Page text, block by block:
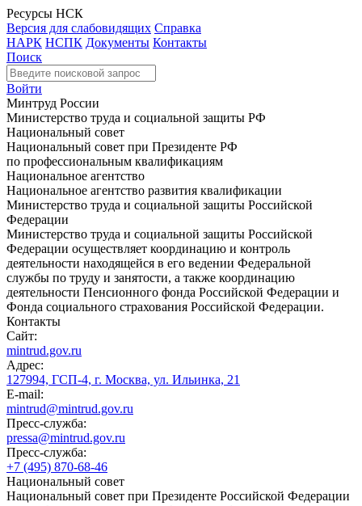
Ресурсы НСК
Версия для слабовидящих Справка
НАРК НСПК Документы Контакты
Поиск
Войти
Минтруд России
Министерство труда и социальной защиты РФ
Национальный совет
Национальный совет при Президенте РФ
по профессиональным квалификациям
Национальное агентство
Национальное агентство развития квалификации
Министерство труда и социальной защиты Российской
Федерации
Министерство труда и социальной защиты Российской
Федерации осуществляет координацию и контроль
деятельности находящейся в его ведении Федеральной
службы по труду и занятости, а также координацию
деятельности Пенсионного фонда Российской Федерации и
Фонда социального страхования Российской Федерации.
Контакты
Сайт:
mintrud.gov.ru
Адрес:
127994, ГСП-4, г. Москва, ул. Ильинка, 21
E-mail:
mintrud@mintrud.gov.ru
Пресс-служба:
pressa@mintrud.gov.ru
Пресс-служба:
+7 (495) 870-68-46
Национальный совет
Национальный совет при Президенте Российской Федерации